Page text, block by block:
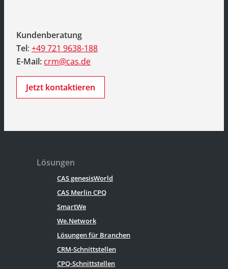
Kundenberatung
Tel: +49 721 9638-188
E-Mail: crm@cas.de
Jetzt kontaktieren
Lösungen
CAS genesisWorld
CAS Merlin CPQ
SmartWe
We.Network
Lösungen für Branchen
CRM-Schnittstellen
CPQ-Schnittstellen